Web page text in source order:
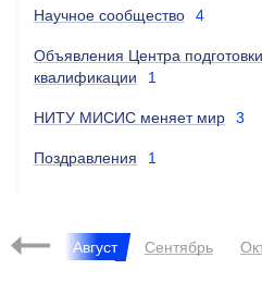
Научное сообщество 4
Объявления Центра
квалификации
1
НИТУ МИСИС меняет мир 3
Поздравления 1
Июль Август Сентябрь